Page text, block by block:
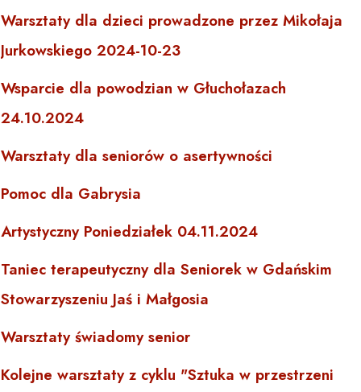
Warsztaty dla dzieci prowadzone przez Mikołaja
Jurkowskiego 2024-10-23
Wsparcie dla powodzian w Głuchołazach
24.10.2024
Warsztaty dla seniorów o asertywności
Pomoc dla Gabrysia
Artystyczny Poniedziałek 04.11.2024
Taniec terapeutyczny dla Seniorek w Gdańskim
Stowarzyszeniu Jaś i Małgosia
Warsztaty świadomy senior
Kolejne warsztaty z cyklu "Sztuka w przestrzeni